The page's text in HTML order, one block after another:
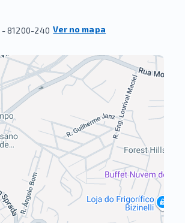
- 81200-240 Ver no mapa